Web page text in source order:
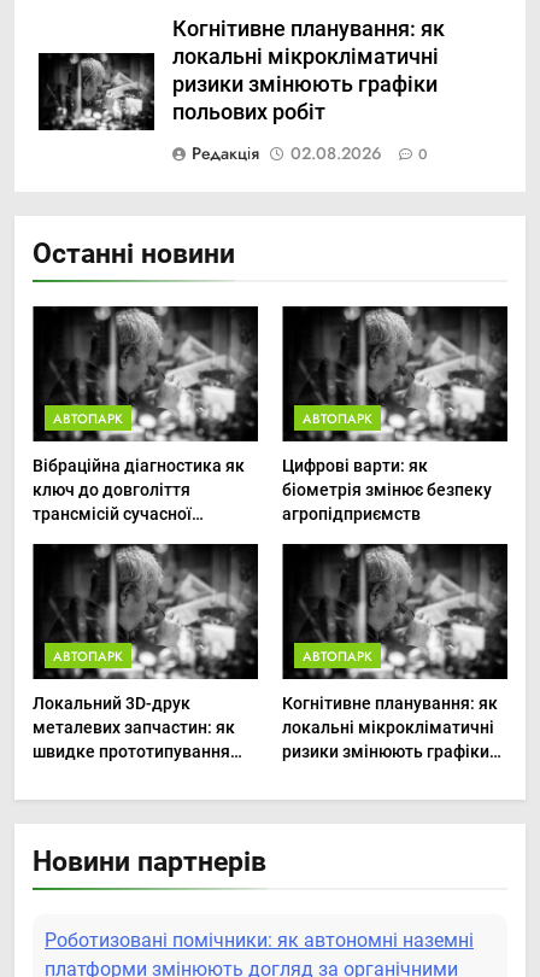
Когнітивне планування: як
локальні мікрокліматичні
ризики змінюють графіки
польових робіт
Редакція
02.08.2026 0
Останні новини
АВТОПАРК
Вібраційна діагностика як
ключ до довголіття
трансмісій сучасної
АВТОПАРК
Цифрові варти: як
біометрія змінює безпеку
агропідприємств
АВТОПАРК
Локальний 3D-друк
металевих запчастин: як
швидке прототипування
АВТОПАРК
Когнітивне планування: як
локальні мікрокліматичні
ризики змінюють графіки
Новини партнерів
Роботизовані помічники: як автономні наземні
платформи змінюють догляд за органічними